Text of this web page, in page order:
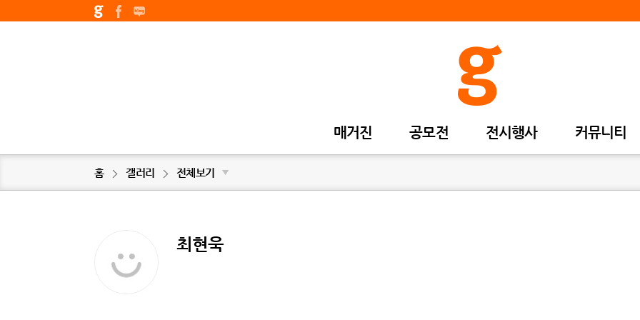
매거진 공모전 전시행사 커뮤니티
홈 갤러리 전체보기 ▼
최현욱